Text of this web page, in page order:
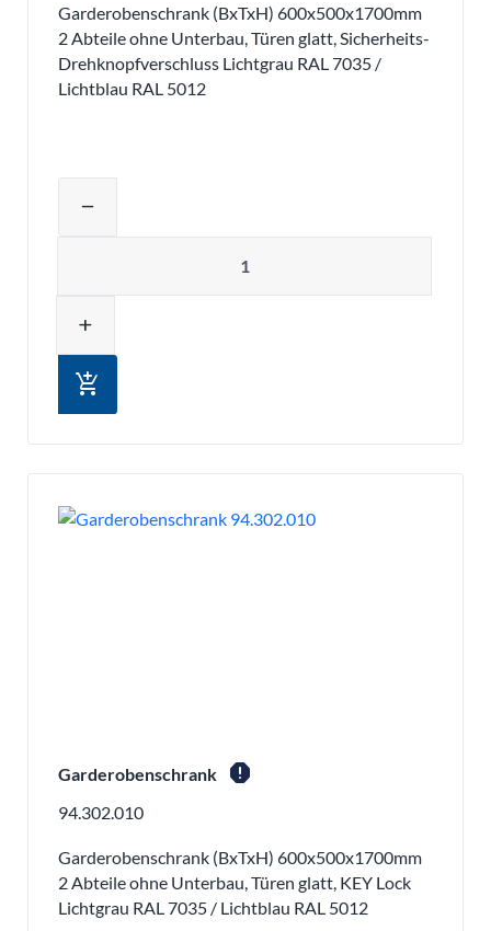
Garderobenschrank (BxTxH) 600x500x1700mm
2 Abteile ohne Unterbau, Türen glatt, Sicherheits-
Drehknopfverschluss Lichtgrau RAL 7035 /
Lichtblau RAL 5012
remove
add
add_shopping_cart
Garderobenschrank report
94.302.010
Garderobenschrank (BxTxH) 600x500x1700mm
2 Abteile ohne Unterbau, Türen glatt, KEY Lock
Lichtgrau RAL 7035 / Lichtblau RAL 5012